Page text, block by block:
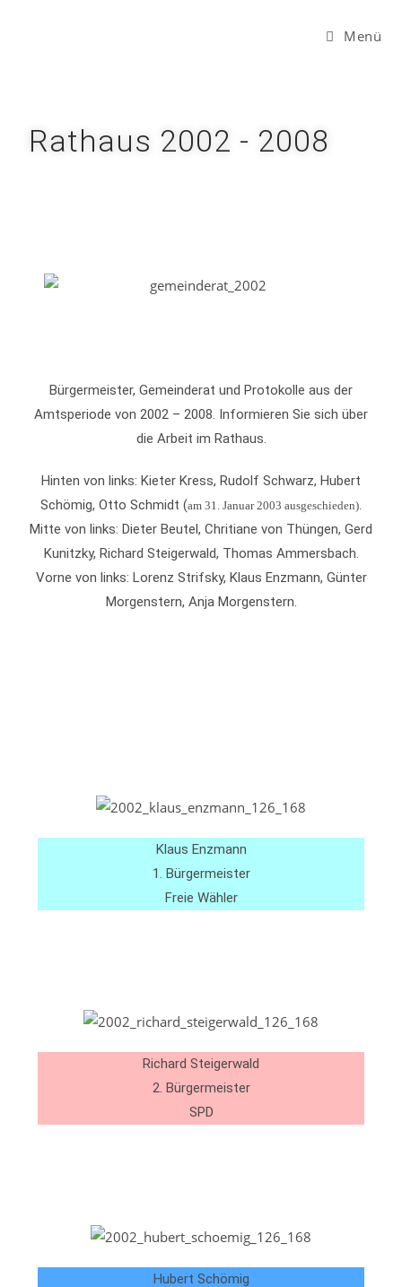
Menü
Rathaus 2002 - 2008
Bürgermeister, Gemeinderat und Protokolle aus der
Amtsperiode von 2002 – 2008. Informieren Sie sich über
die Arbeit im Rathaus.
Hinten von links: Kieter Kress, Rudolf Schwarz, Hubert
Schömig, Otto Schmidt (am 31. Januar 2003 ausgeschieden).
Mitte von links: Dieter Beutel, Chritiane von Thüngen, Gerd
Kunitzky, Richard Steigerwald, Thomas Ammersbach.
Vorne von links: Lorenz Strifsky, Klaus Enzmann, Günter
Morgenstern, Anja Morgenstern.
Klaus Enzmann
1. Bürgermeister
Freie Wähler
Richard Steigerwald
2. Bürgermeister
SPD
Hubert Schömig